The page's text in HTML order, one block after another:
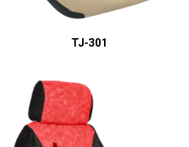
ÜRÜN DETAYINI GÖR
TJ-301